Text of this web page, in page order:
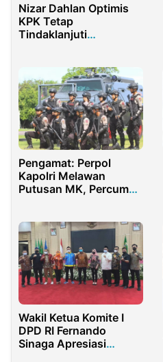
Nizar Dahlan Optimis
KPK Tetap
Tindaklanjuti
Pengamat: Perpol
Kapolri Melawan
Putusan MK, Percuma
Wakil Ketua Komite I
DPD RI Fernando
Sinaga Apresiasi